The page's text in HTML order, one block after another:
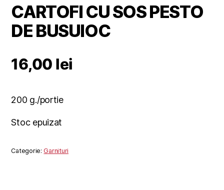
CARTOFI CU SOS PESTO
DE BUSUIOC
16,00 lei
200 g./portie
Stoc epuizat
Categorie: Garnituri